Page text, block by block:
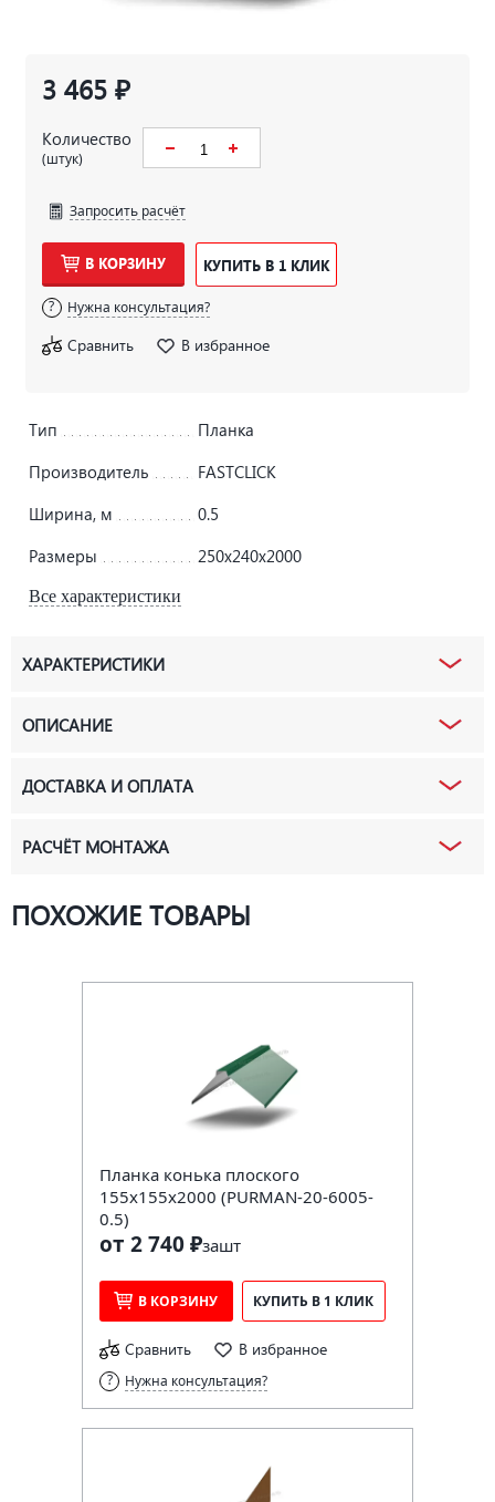
3 465 ₽
Количество
(штук)
Запросить расчёт
В КОРЗИНУ КУПИТЬ В 1 КЛИК
Нужна консультация?
Сравнить В избранное
Тип
Планка
Производитель
FASTCLICK
Ширина, м
0.5
Размеры
250х240х2000
Все характеристики
ХАРАКТЕРИСТИКИ
ОПИСАНИЕ
ДОСТАВКА И ОПЛАТА
РАСЧЁТ МОНТАЖА
ПОХОЖИЕ ТОВАРЫ
Планка конька плоского
155х155х2000 (PURMAN-20-6005-
0.5)
от 2 740 ₽зашт
В КОРЗИНУ КУПИТЬ В 1 КЛИК
Сравнить В избранное
Нужна консультация?